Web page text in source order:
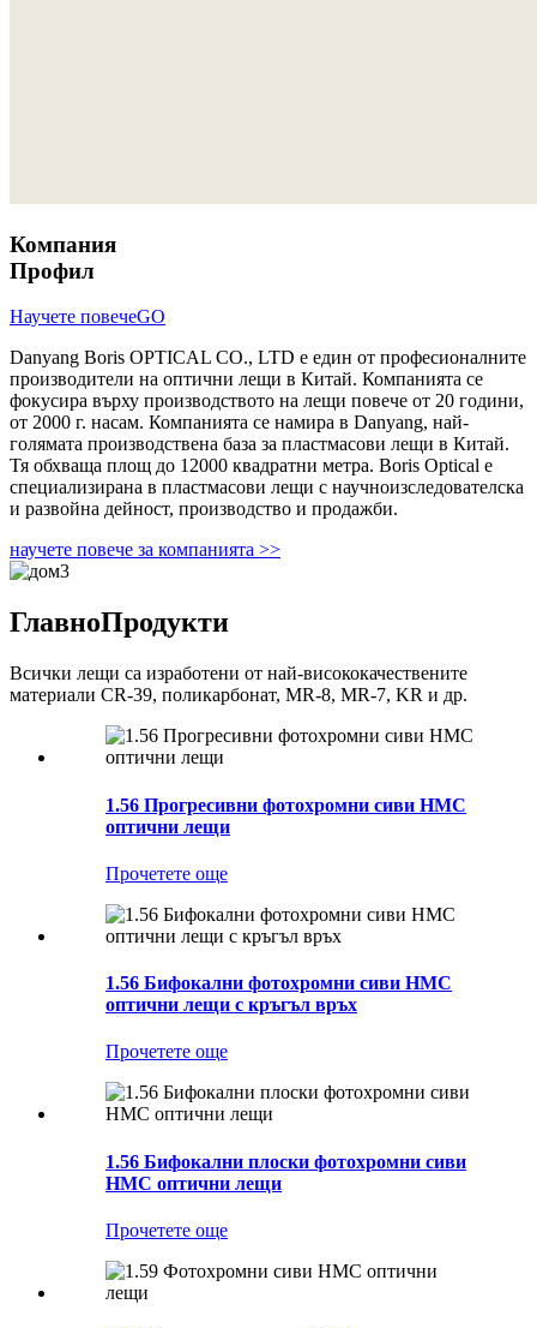
Компания
Профил
Научете повечеGO
Danyang Boris OPTICAL CO., LTD е един от професионалните
производители на оптични лещи в Китай. Компанията се
фокусира върху производството на лещи повече от 20 години,
от 2000 г. насам. Компанията се намира в Danyang, най-
голямата производствена база за пластмасови лещи в Китай.
Тя обхваща площ до 12000 квадратни метра. Boris Optical е
специализирана в пластмасови лещи с научноизследователска
и развойна дейност, производство и продажби.
научете повече за компанията >>
ГлавноПродукти
Всички лещи са изработени от най-висококачествените
материали CR-39, поликарбонат, MR-8, MR-7, KR и др.
1.56 Прогресивни фотохромни сиви HMC
оптични лещи
Прочетете още
1.56 Бифокални фотохромни сиви HMC
оптични лещи с кръгъл връх
Прочетете още
1.56 Бифокални плоски фотохромни сиви
HMC оптични лещи
Прочетете още